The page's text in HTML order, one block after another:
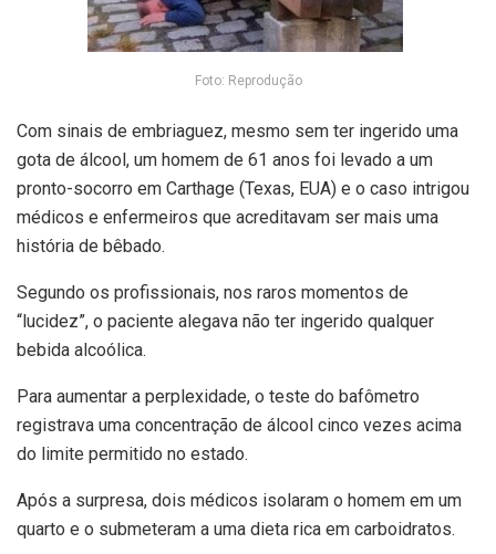
Foto: Reprodução
Com sinais de embriaguez, mesmo sem ter ingerido uma
gota de álcool, um homem de 61 anos foi levado a um
pronto-socorro em Carthage (Texas, EUA) e o caso intrigou
médicos e enfermeiros que acreditavam ser mais uma
história de bêbado.
Segundo os profissionais, nos raros momentos de
“lucidez”, o paciente alegava não ter ingerido qualquer
bebida alcoólica.
Para aumentar a perplexidade, o teste do bafômetro
registrava uma concentração de álcool cinco vezes acima
do limite permitido no estado.
Após a surpresa, dois médicos isolaram o homem em um
quarto e o submeteram a uma dieta rica em carboidratos.